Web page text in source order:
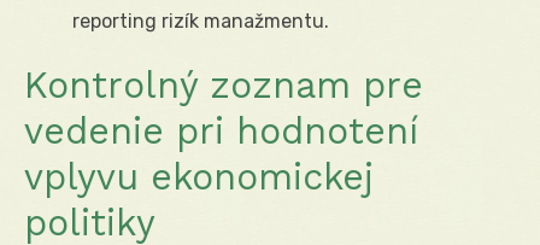
reporting rizík manažmentu.
Kontrolný zoznam pre
vedenie pri hodnotení
vplyvu ekonomickej
politiky